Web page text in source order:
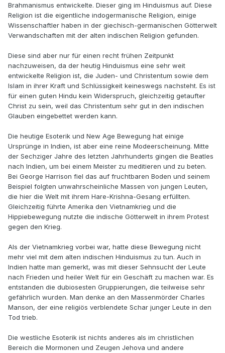
Brahmanismus entwickelte. Dieser ging im Hinduismus auf. Diese
Religion ist die eigentliche indogermanische Religion, einige
Wissenschaftler haben in der giechisch-germanischen Götterwelt
Verwandschaften mit der alten indischen Religion gefunden.
Diese sind aber nur für einen recht frühen Zeitpunkt
nachzuweisen, da der heutig Hinduismus eine sehr weit
entwickelte Religion ist, die Juden- und Christentum sowie dem
Islam in ihrer Kraft und Schlüssigkeit keineswegs nachsteht. Es ist
für einen guten Hindu kein Widerspruch, gleichzeitig getaufter
Christ zu sein, weil das Christentum sehr gut in den indischen
Glauben eingebettet werden kann.
Die heutige Esoterik und New Age Bewegung hat einige
Ursprünge in Indien, ist aber eine reine Modeerscheinung. Mitte
der Sechziger Jahre des letzten Jahrhunderts gingen die Beatles
nach Indien, um bei einem Meister zu meditieren und zu beten.
Bei George Harrison fiel das auf fruchtbaren Boden und seinem
Beispiel folgten unwahrscheinliche Massen von jungen Leuten,
die hier die Welt mit ihrem Hare-Krishna-Gesang erfüllten.
Gleichzeitig führte Amerika den Vietnamkrieg und die
Hippiebewegung nutzte die indische Götterwelt in ihrem Protest
gegen den Krieg.
Als der Vietnamkrieg vorbei war, hatte diese Bewegung nicht
mehr viel mit dem alten indischen Hinduismus zu tun. Auch in
Indien hatte man gemerkt, was mit dieser Sehnsucht der Leute
nach Frieden und heiler Welt für ein Geschäft zu machen war. Es
entstanden die dubiosesten Gruppierungen, die teilweise sehr
gefährlich wurden. Man denke an den Massenmörder Charles
Manson, der eine religiös verblendete Schar junger Leute in den
Tod trieb.
Die westliche Esoterik ist nichts anderes als im christlichen
Bereich die Mormonen und Zeugen Jehova und andere